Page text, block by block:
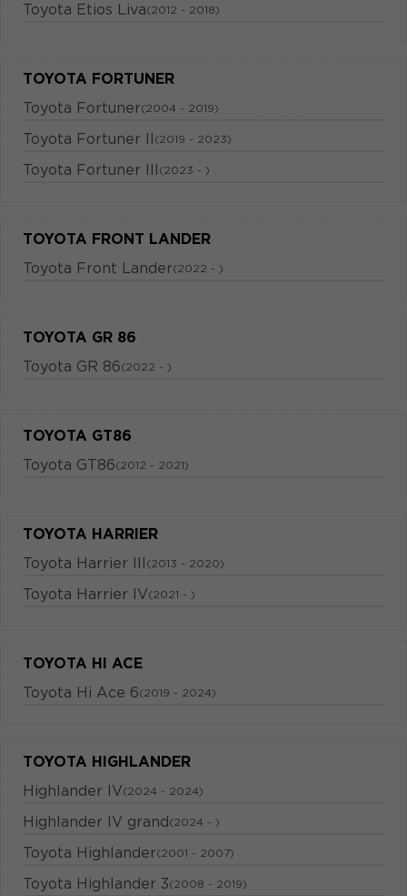
Toyota Etios Liva(2012 - 2018)
TOYOTA FORTUNER
Toyota Fortuner(2004 - 2019)
Toyota Fortuner II (2019 - 2023)
Toyota Fortuner III (2023 - )
TOYOTA FRONT LANDER
Toyota Front Lander(2022 - )
TOYOTA GR 86
Toyota GR 86(2022 - )
TOYOTA GT86
Toyota GT86(2012 - 2021)
TOYOTA HARRIER
Toyota Harrier III (2013 - 2020)
Toyota Harrier IV(2021 - )
TOYOTA HI ACE
Toyota Hi Ace 6(2019 - 2024)
TOYOTA HIGHLANDER
Highlander IV(2024 - 2024)
Highlander IV grand(2024 - )
Toyota Highlander(2001 - 2007)
Toyota Highlander 3(2008 - 2019)